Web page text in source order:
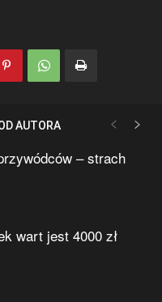
AUTORA
– strach
wart jest 4000 zł